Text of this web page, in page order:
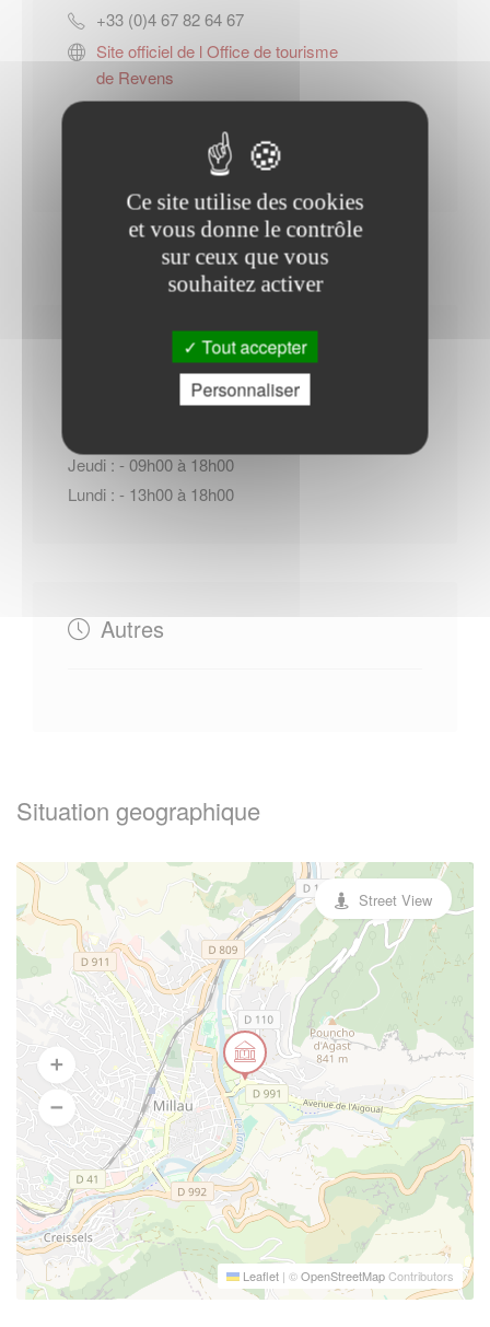
+33 (0)4 67 82 64 67
Site officiel de l Office de tourisme
de Revens
Contacter l'office de tourisme
Horaires Mairie
Jeudi : - 09h00 à 18h00
Lundi : - 13h00 à 18h00
Autres
Situation geographique
Leaflet | ©OpenStreetMapContributors
Street View
Ce site utilise des cookies
et vous donne le contrôle
sur ceux que vous
souhaitez activer
Tout accepter
Personnaliser